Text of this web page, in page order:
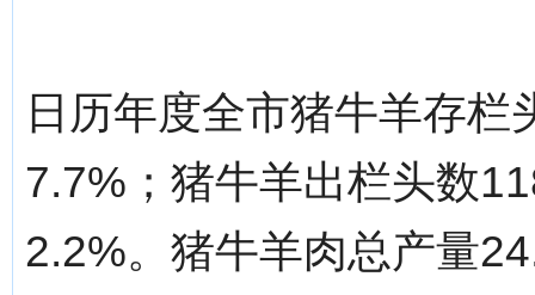
日历年度全市猪牛羊存
7.7%；猪牛羊出栏头数
2.2%。猪牛羊肉总产量